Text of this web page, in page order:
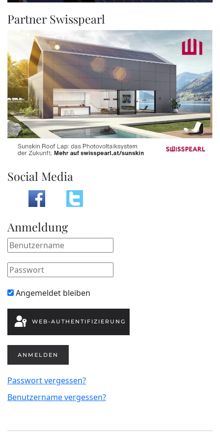
Partner Swisspearl
Social Media
Anmeldung
Angemeldet bleiben
WEB-AUTHENTIFIZIERUNG
ANMELDEN
Passwort vergessen?
Benutzername vergessen?